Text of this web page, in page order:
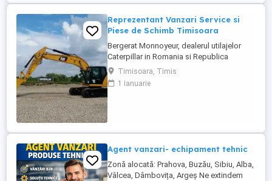
Reprezentant Vanzari Service si
Piese de Schimb Timisoara
Bergerat Monnoyeur, dealerul utilajelor
Caterpillar in Romania si Republica
Moldova, angajeaza Reprezentant Vanzari
Service si Piese de Schimb, pentru divizia
de utilaje. Cerinte: Studii superioare în
Timisoara, Timis
1 ianuarie
Agent vanzari- echipament tehnic
Zonă alocată: Prahova, Buzău, Sibiu, Alba,
Vâlcea, Dâmbovița, Argeș Ne extindem